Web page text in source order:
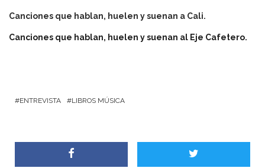
Canciones que hablan, huelen y suenan a Cali.
Canciones que hablan, huelen y suenan al Eje Cafetero.
ENTREVISTA LIBROS MÚSICA